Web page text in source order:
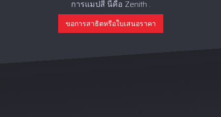
การแมปสี นี่คือ Zenith .
ขอการสาธิตหรือใบเสนอราคา